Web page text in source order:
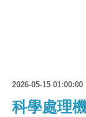
2026-05-15 01:00:00
科學處理